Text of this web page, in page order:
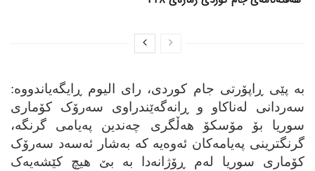
به‌ پێی ڕاپۆرتی جام کوردی، رای الیوم ڕایگه‌یاندووه‌:
سه‌ردانی له‌ناکاو و ڕانه‌گه‌ێندراوی سه‌رۆک کۆماری
سوریا بۆ مۆسکۆ هه‌ڵگری چه‌ندین په‌یامی گرنگه‌،
گرنگترینی په‌یامه‌کان ئه‌وه‌یه‌ که‌ به‌شار ئه‌سه‌د سه‌رۆک
کۆماری سوریا له‌م ڕۆژانه‌دا به‌ بێ هیچ کێشه‌یه‌ک